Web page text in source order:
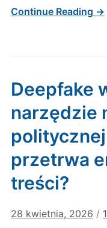
Continue Reading →
Deepfake
narzędzie
przetrwa
treści?
28 kwietnia, 2026 /